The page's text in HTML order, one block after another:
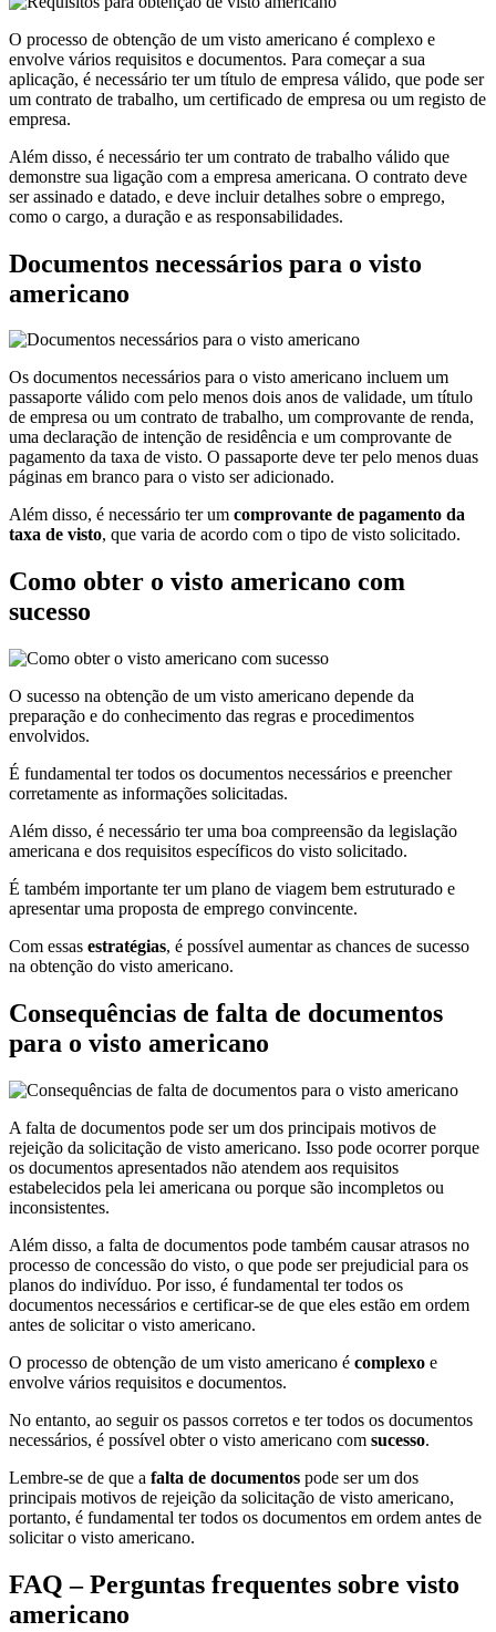
O processo de obtenção de um visto americano é complexo e
envolve vários requisitos e documentos. Para começar a sua
aplicação, é necessário ter um título de empresa válido, que pode ser
um contrato de trabalho, um certificado de empresa ou um registo de
empresa.
Além disso, é necessário ter um contrato de trabalho válido que
demonstre sua ligação com a empresa americana. O contrato deve
ser assinado e datado, e deve incluir detalhes sobre o emprego,
como o cargo, a duração e as responsabilidades.
Documentos necessários para o visto
americano
Os documentos necessários para o visto americano incluem um
passaporte válido com pelo menos dois anos de validade, um título
de empresa ou um contrato de trabalho, um comprovante de renda,
uma declaração de intenção de residência e um comprovante de
pagamento da taxa de visto. O passaporte deve ter pelo menos duas
páginas em branco para o visto ser adicionado.
Além disso, é necessário ter um comprovante de pagamento da
taxa de visto, que varia de acordo com o tipo de visto solicitado.
Como obter o visto americano com
sucesso
O sucesso na obtenção de um visto americano depende da
preparação e do conhecimento das regras e procedimentos
envolvidos.
É fundamental ter todos os documentos necessários e preencher
corretamente as informações solicitadas.
Além disso, é necessário ter uma boa compreensão da legislação
americana e dos requisitos específicos do visto solicitado.
É também importante ter um plano de viagem bem estruturado e
apresentar uma proposta de emprego convincente.
Com essas estratégias, é possível aumentar as chances de sucesso
na obtenção do visto americano.
Consequências de falta de documentos
para o visto americano
A falta de documentos pode ser um dos principais motivos de
rejeição da solicitação de visto americano. Isso pode ocorrer porque
os documentos apresentados não atendem aos requisitos
estabelecidos pela lei americana ou porque são incompletos ou
inconsistentes.
Além disso, a falta de documentos pode também causar atrasos no
processo de concessão do visto, o que pode ser prejudicial para os
planos do indivíduo. Por isso, é fundamental ter todos os
documentos necessários e certificar-se de que eles estão em ordem
antes de solicitar o visto americano.
O processo de obtenção de um visto americano é complexo e
envolve vários requisitos e documentos.
No entanto, ao seguir os passos corretos e ter todos os documentos
necessários, é possível obter o visto americano com sucesso.
Lembre-se de que a falta de documentos pode ser um dos
principais motivos de rejeição da solicitação de visto americano,
portanto, é fundamental ter todos os documentos em ordem antes de
solicitar o visto americano.
FAQ – Perguntas frequentes sobre visto
americano